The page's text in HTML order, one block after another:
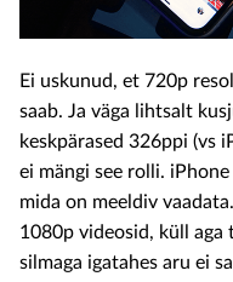
Ei uskunud, et 720p
saab. Ja väga lihtsalt
keskpärased 326ppi (vs
ei mängi see rolli.
mida on meeldiv
1080p videosid, küll aga
silmaga igatahes aru ei